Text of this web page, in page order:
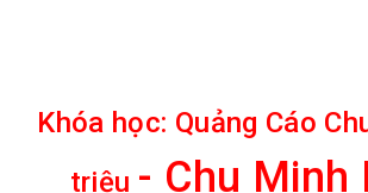
Khóa học: Quảng Cáo
triệu - Chu Minh